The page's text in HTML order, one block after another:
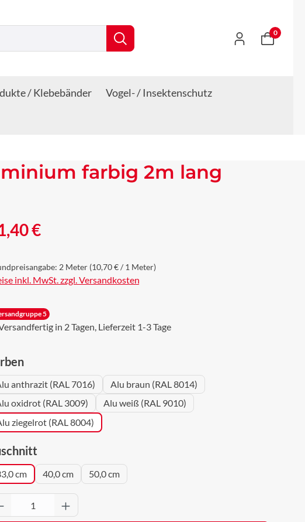
0
/ Klebebänder
Vogel- / Insektenschutz
farbig 2m lang
Preis:
€
2 Meter (10,70 € / 1 Meter)
inkl. MwSt. zzgl. Versandkosten
5
in 2 Tagen, Lieferzeit 1-3 Tage
auswählen
anthrazit (RAL 7016)
Alu braun (RAL 8014)
oxidrot (RAL 3009)
Alu weiß (RAL 9010)
ziegelrot (RAL 8004)
auswählen
cm 40,0 cm 50,0 cm
Anzahl: Gib den gewünschten Wert ein